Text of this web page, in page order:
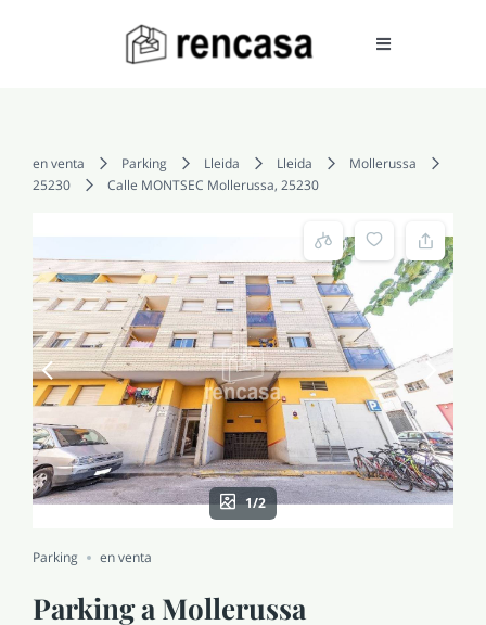
Toggle
COMPRAR
VENDER
SERVICIOS
CONOCENOS
en venta Parking Lleida Lleida
Mollerussa
25230
Calle MONTSEC Mollerussa, 25230
1/2
Parking en venta
Parking a Mollerussa